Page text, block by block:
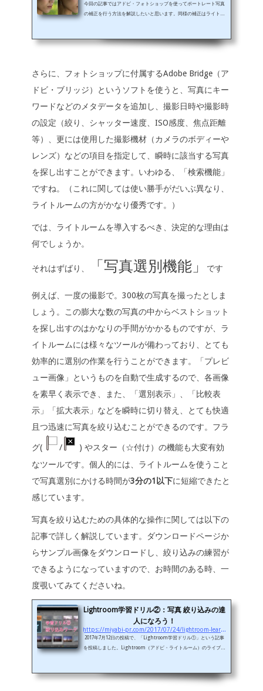
今回の記事ではアドビ・フォトショップを使ってポートレート写真
の補正を行う方法を解説したいと思います。同様の補正はライトル
山のポートレート補正方法があるのですが、今回は最も基本的な方
sbygoogle = window.adsbygoogle || ).push({}); 大まかな流れは
さらに、フォトショップに付属するAdobe Bridge（ア
ドビ・ブリッジ）というソフトを使うと、写真にキー
ワードなどのメタデータを追加し、撮影日時や撮影時
の設定（絞り、シャッター速度、ISO感度、焦点距離
等）、更には使用した撮影機材（カメラのボディーや
レンズ）などの項目を指定して、瞬時に該当する写真
を探し出すことができます。いわゆる、「検索機能」
ですね。（これに関しては使い勝手がだいぶ異なり、
ライトルームの方がかなり優秀です。）
では、ライトルームを導入するべき、決定的な理由は
何でしょうか。
それはずばり、 「写真選別機能」 です
例えば、一度の撮影で。300枚の写真を撮ったとしま
しょう。この膨大な数の写真の中からベストショット
を探し出すのはかなりの手間がかかるものですが、ラ
イトルームには様々なツールが備わっており、とても
効率的に選別の作業を行うことができます。「プレビ
ュー画像」というものを自動で生成するので、各画像
を素早く表示でき、また、「選別表示」、「比較表
示」「拡大表示」などを瞬時に切り替え、とても快適
且つ迅速に写真を絞り込むことができるのです。フラ
グ( /
) やスター（☆付け）の機能も大変有効
なツールです。個人的には、ライトルームを使うこと
で写真選別にかける時間が3分の1以下に短縮できたと
感じています。
写真を絞り込むための具体的な操作に関しては以下の
記事で詳しく解説しています。ダウンロードページか
らサンプル画像をダウンロードし、絞り込みの練習が
できるようになっていますので、お時間のある時、一
度覗いてみてくださいね。
Lightroom学習ドリル②：写真 絞り込みの達
人になろう！
https://miyabi-pr.com/2017/07/24/lightroom-learning-drills-2
2017年7月12日の投稿で、「Lightroom学習ドリル①」という記事
を投稿しました。Lightroom（アドビ・ライトルーム）のライブラ
面の表示モードを切り替えたり、レーティング（フラグ、★、カラ